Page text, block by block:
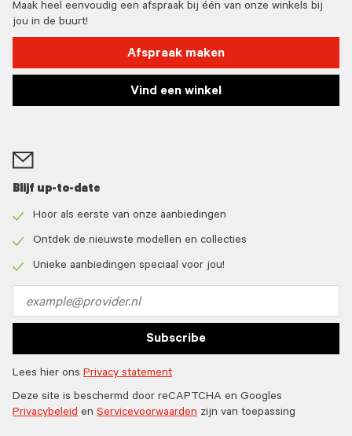
Maak heel eenvoudig een afspraak bij één van onze winkels bij
jou in de buurt!
Afspraak maken
Vind een winkel
Blijf up-to-date
icon
Hoor als eerste van onze aanbiedingen
icon
Ontdek de nieuwste modellen en collecties
Unieke aanbiedingen speciaal voor jou!
address
Subscribe
Lees hier ons Privacy statement
Deze site is beschermd door reCAPTCHA en Googles
Privacybeleid en Servicevoorwaarden zijn van toepassing